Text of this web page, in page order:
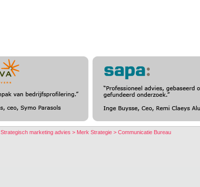
Strategisch marketing advies > Merk Strategie > Communicatie Bureau